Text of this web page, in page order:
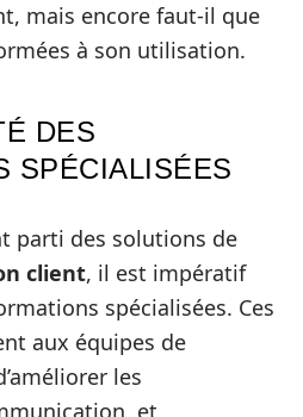
mais encore faut-il que
à son utilisation.
DES
SPÉCIALISÉES
parti des solutions de
client, il est impératif
spécialisées. Ces
aux équipes de
les
et